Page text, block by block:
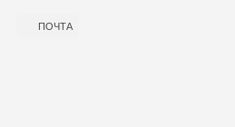
ПОЧТА